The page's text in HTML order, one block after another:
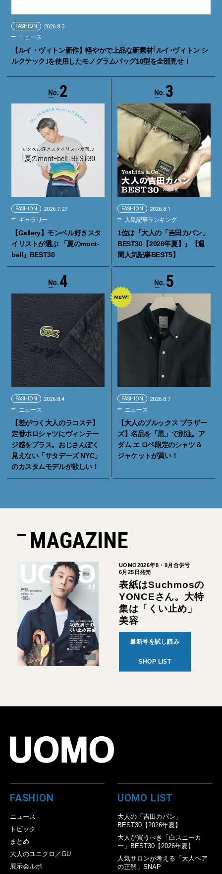
FASHION 2026.8.3
ニュース
【ルイ・ヴィトン新作】軽やかで上品な新素材｢ルイ･ヴィトン シ
ルクテック｣を使用したモノグラムバッグ10型を全部見せ！
2
FASHION 2026.7.27
ギャラリー
【Gallery】モンベル好きスタ
イリストが選ぶ 「夏のmont-
bell」BEST30
3
FASHION 2026.8.1
人気記事ランキング
1位は『大人の「吉田カバン」
BEST30【2026年夏】』【週
間人気記事BEST5】
4
FASHION 2026.8.4
ニュース
【差がつく大人のラコステ】
定番ポロシャツにヴィンテー
ジ感をプラス。おじさんぽく
見えない「サタデーズ NYC」
のカスタムモデルが欲しい！
5
FASHION 2026.8.7
ニュース
【大人のブルックス ブラザー
ズ】名品を「黒」で別注。ア
ダム エ ロペ限定のシャツ＆
ジャケットが買い！
MAGAZINE
UOMO2026年8・9月合併号
6月25日発売
表紙はSuchmosの
YONCEさん。大特
集は「くい止め」
美容
最新号を試し読み
SHOP LIST
FASHION
ニュース
トピック
まとめ
大人のユニクロ／GU
展示会ルポ
UOMO LIST
大人の「吉田カバン」
BEST30【2026年夏】
大人が買うべき「白スニーカ
ー」BEST30【2026年夏】
人気サロンが考える「大人ヘア
の正解」SNAP